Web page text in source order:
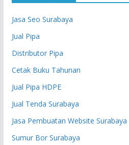
Jasa Seo Surabaya
Jual Pipa
Distributor Pipa
Cetak Buku Tahunan
Jual Pipa HDPE
Jual Tenda Surabaya
Jasa Pembuatan Website Surabaya
Sumur Bor Surabaya